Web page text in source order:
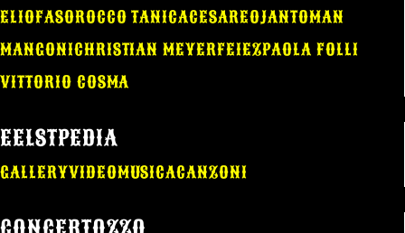
ELIOFASOROCCO TANICACESAREOJANTOMAN
MANGONICHRISTIAN MEYERFEIEZPAOLA FOLLI
VITTORIO COSMA
EELSTPEDIA
GALLERYVIDEOMUSICACANZONI